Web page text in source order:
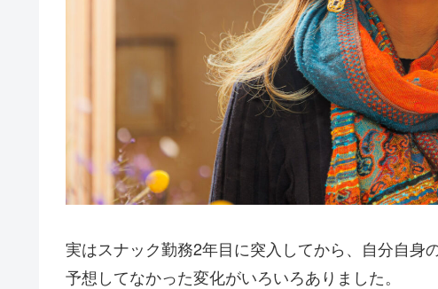
実はスナック勤務2年目に突入してから、自分自身
予想してなかった変化がいろいろありました。